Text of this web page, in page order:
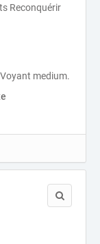
Reconquérir
medium.